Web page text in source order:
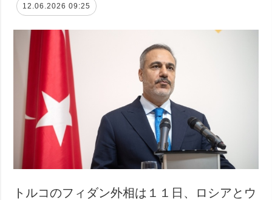
12.06.2026 09:25
トルコのフィダン外相は１１日、ロシアとウ